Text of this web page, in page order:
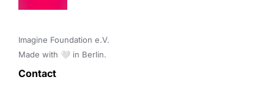
Imagine Foundation e.V.
Made with 🤍 in Berlin.
Contact